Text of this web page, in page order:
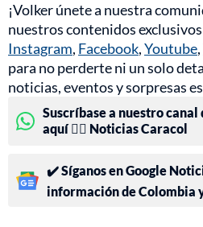
¡Volker únete a nuestra
nuestros contenidos
Instagram, Facebook,Youtube,
para no perderte ni un solo
noticias, eventos y sorpresas
Suscríbase a nuestro
aquí 👉🏻 Noticias Caracol
✔️ Síganos en Google
información de Colombia